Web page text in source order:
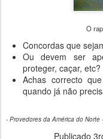
O
Concordas que
Ou devem ser
proteger, caçar, etc?
Achas correcto
quando já não
- Provedores da América do Norte
Publicado